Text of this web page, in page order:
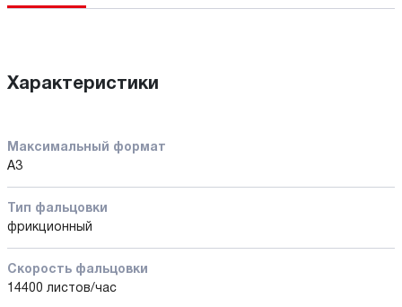
Характеристики
Максимальный формат
А3
Тип фальцовки
фрикционный
Скорость фальцовки
14400 листов/час